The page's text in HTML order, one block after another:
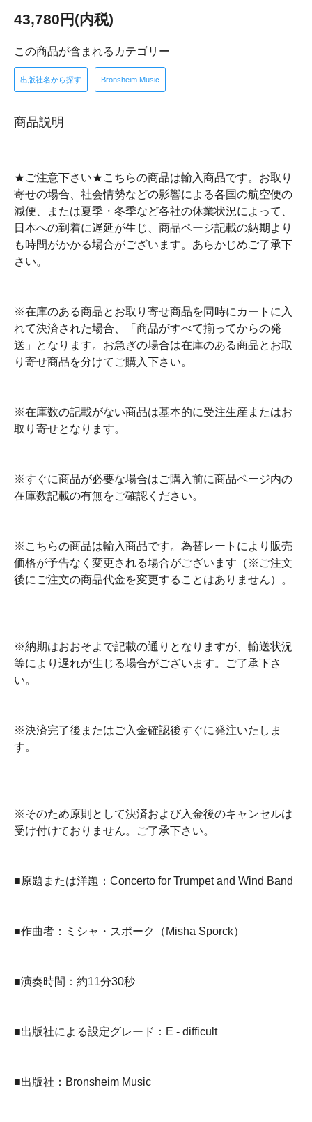
43,780円(内税)
この商品が含まれるカテゴリー
出版社名から探す Bronsheim Music
商品説明
★ご注意下さい★こちらの商品は輸入商品です。お取り
寄せの場合、社会情勢などの影響による各国の航空便の
減便、または夏季・冬季など各社の休業状況によって、
日本への到着に遅延が生じ、商品ページ記載の納期より
も時間がかかる場合がございます。あらかじめご了承下
さい。
※在庫のある商品とお取り寄せ商品を同時にカートに入
れて決済された場合、「商品がすべて揃ってからの発
送」となります。お急ぎの場合は在庫のある商品とお取
り寄せ商品を分けてご購入下さい。
※在庫数の記載がない商品は基本的に受注生産またはお
取り寄せとなります。
※すぐに商品が必要な場合はご購入前に商品ページ内の
在庫数記載の有無をご確認ください。
※こちらの商品は輸入商品です。為替レートにより販売
価格が予告なく変更される場合がございます（※ご注文
後にご注文の商品代金を変更することはありません）。
※納期はおおそよで記載の通りとなりますが、輸送状況
等により遅れが生じる場合がございます。ご了承下さ
い。
※決済完了後またはご入金確認後すぐに発注いたしま
す。
※そのため原則として決済および入金後のキャンセルは
受け付けておりません。ご了承下さい。
■原題または洋題：Concerto for Trumpet and Wind Band
■作曲者：ミシャ・スポーク（Misha Sporck）
■演奏時間：約11分30秒
■出版社による設定グレード：E - difficult
■出版社：Bronsheim Music